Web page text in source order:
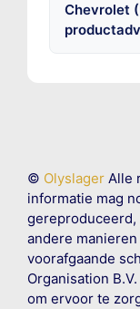
Chevrolet
© OlyslagerAlle
informatie mag
gereproduceerd,
andere
voorafgaande
Organisation
om ervoor te